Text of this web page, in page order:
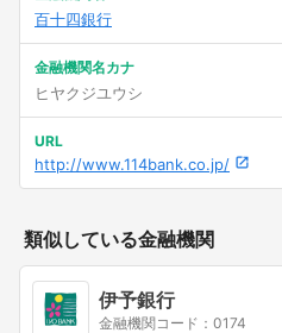
百十四銀行
金融機関名カナ
ヒヤクジユウシ
URL
http://www.114bank.co.jp/
類似している金融機関
伊予銀行
金融機関コード：0174